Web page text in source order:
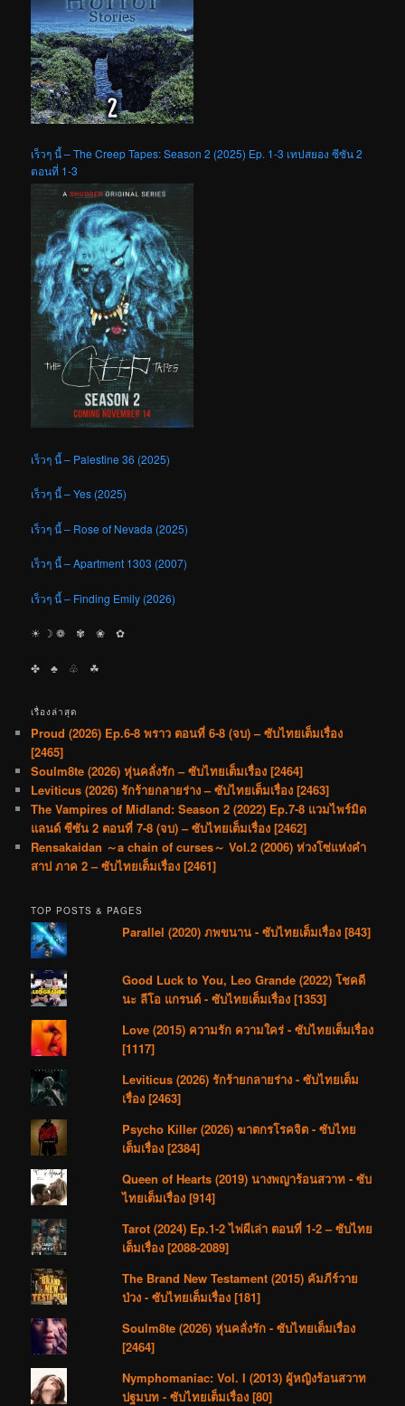
เร็วๆ นี้ – The Creep Tapes: Season 2 (2025) Ep. 1-3 เทปสยอง ซีซัน 2
ตอนที่ 1-3
เร็วๆ นี้ – Palestine 36 (2025)
เร็วๆ นี้ – Yes (2025)
เร็วๆ นี้ – Rose of Nevada (2025)
เร็วๆ นี้ – Apartment 1303 (2007)
เร็วๆ นี้ – Finding Emily (2026)
☀︎ ☽ ❁ ✾ ❀ ✿
✤ ♣︎ ♧ ☘︎
เรื่องล่าสุด
Proud (2026) Ep.6-8 พราว ตอนที่ 6-8 (จบ) – ซับไทยเต็มเรื่อง
[2465]
Soulm8te (2026) หุ่นคลั่งรัก – ซับไทยเต็มเรื่อง [2464]
Leviticus (2026) รักร้ายกลายร่าง – ซับไทยเต็มเรื่อง [2463]
The Vampires of Midland: Season 2 (2022) Ep.7-8 แวมไพร์มิด
แลนด์ ซีซัน 2 ตอนที่ 7-8 (จบ) – ซับไทยเต็มเรื่อง [2462]
Rensakaidan ～a chain of curses～ Vol.2 (2006) ห่วงโซ่แห่งคำ
สาป ภาค 2 – ซับไทยเต็มเรื่อง [2461]
TOP POSTS & PAGES
Parallel (2020) ภพขนาน - ซับไทยเต็มเรื่อง [843]
Good Luck to You, Leo Grande (2022) โชคดี
นะ ลีโอ แกรนด์ - ซับไทยเต็มเรื่อง [1353]
Love (2015) ความรัก ความใคร่ - ซับไทยเต็มเรื่อง
[1117]
Leviticus (2026) รักร้ายกลายร่าง - ซับไทยเต็ม
เรื่อง [2463]
Psycho Killer (2026) ฆาตกรโรคจิต - ซับไทย
เต็มเรื่อง [2384]
Queen of Hearts (2019) นางพญาร้อนสวาท - ซับ
ไทยเต็มเรื่อง [914]
Tarot (2024) Ep.1-2 ไพ่ผีเล่า ตอนที่ 1-2 – ซับไทย
เต็มเรื่อง [2088-2089]
The Brand New Testament (2015) คัมภีร์วาย
ป่วง - ซับไทยเต็มเรื่อง [181]
Soulm8te (2026) หุ่นคลั่งรัก - ซับไทยเต็มเรื่อง
[2464]
Nymphomaniac: Vol. I (2013) ผู้หญิงร้อนสวาท
ปฐมบท - ซับไทยเต็มเรื่อง [80]